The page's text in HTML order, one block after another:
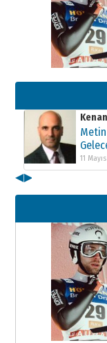
Metin
11
11
Metin
11
◀▶